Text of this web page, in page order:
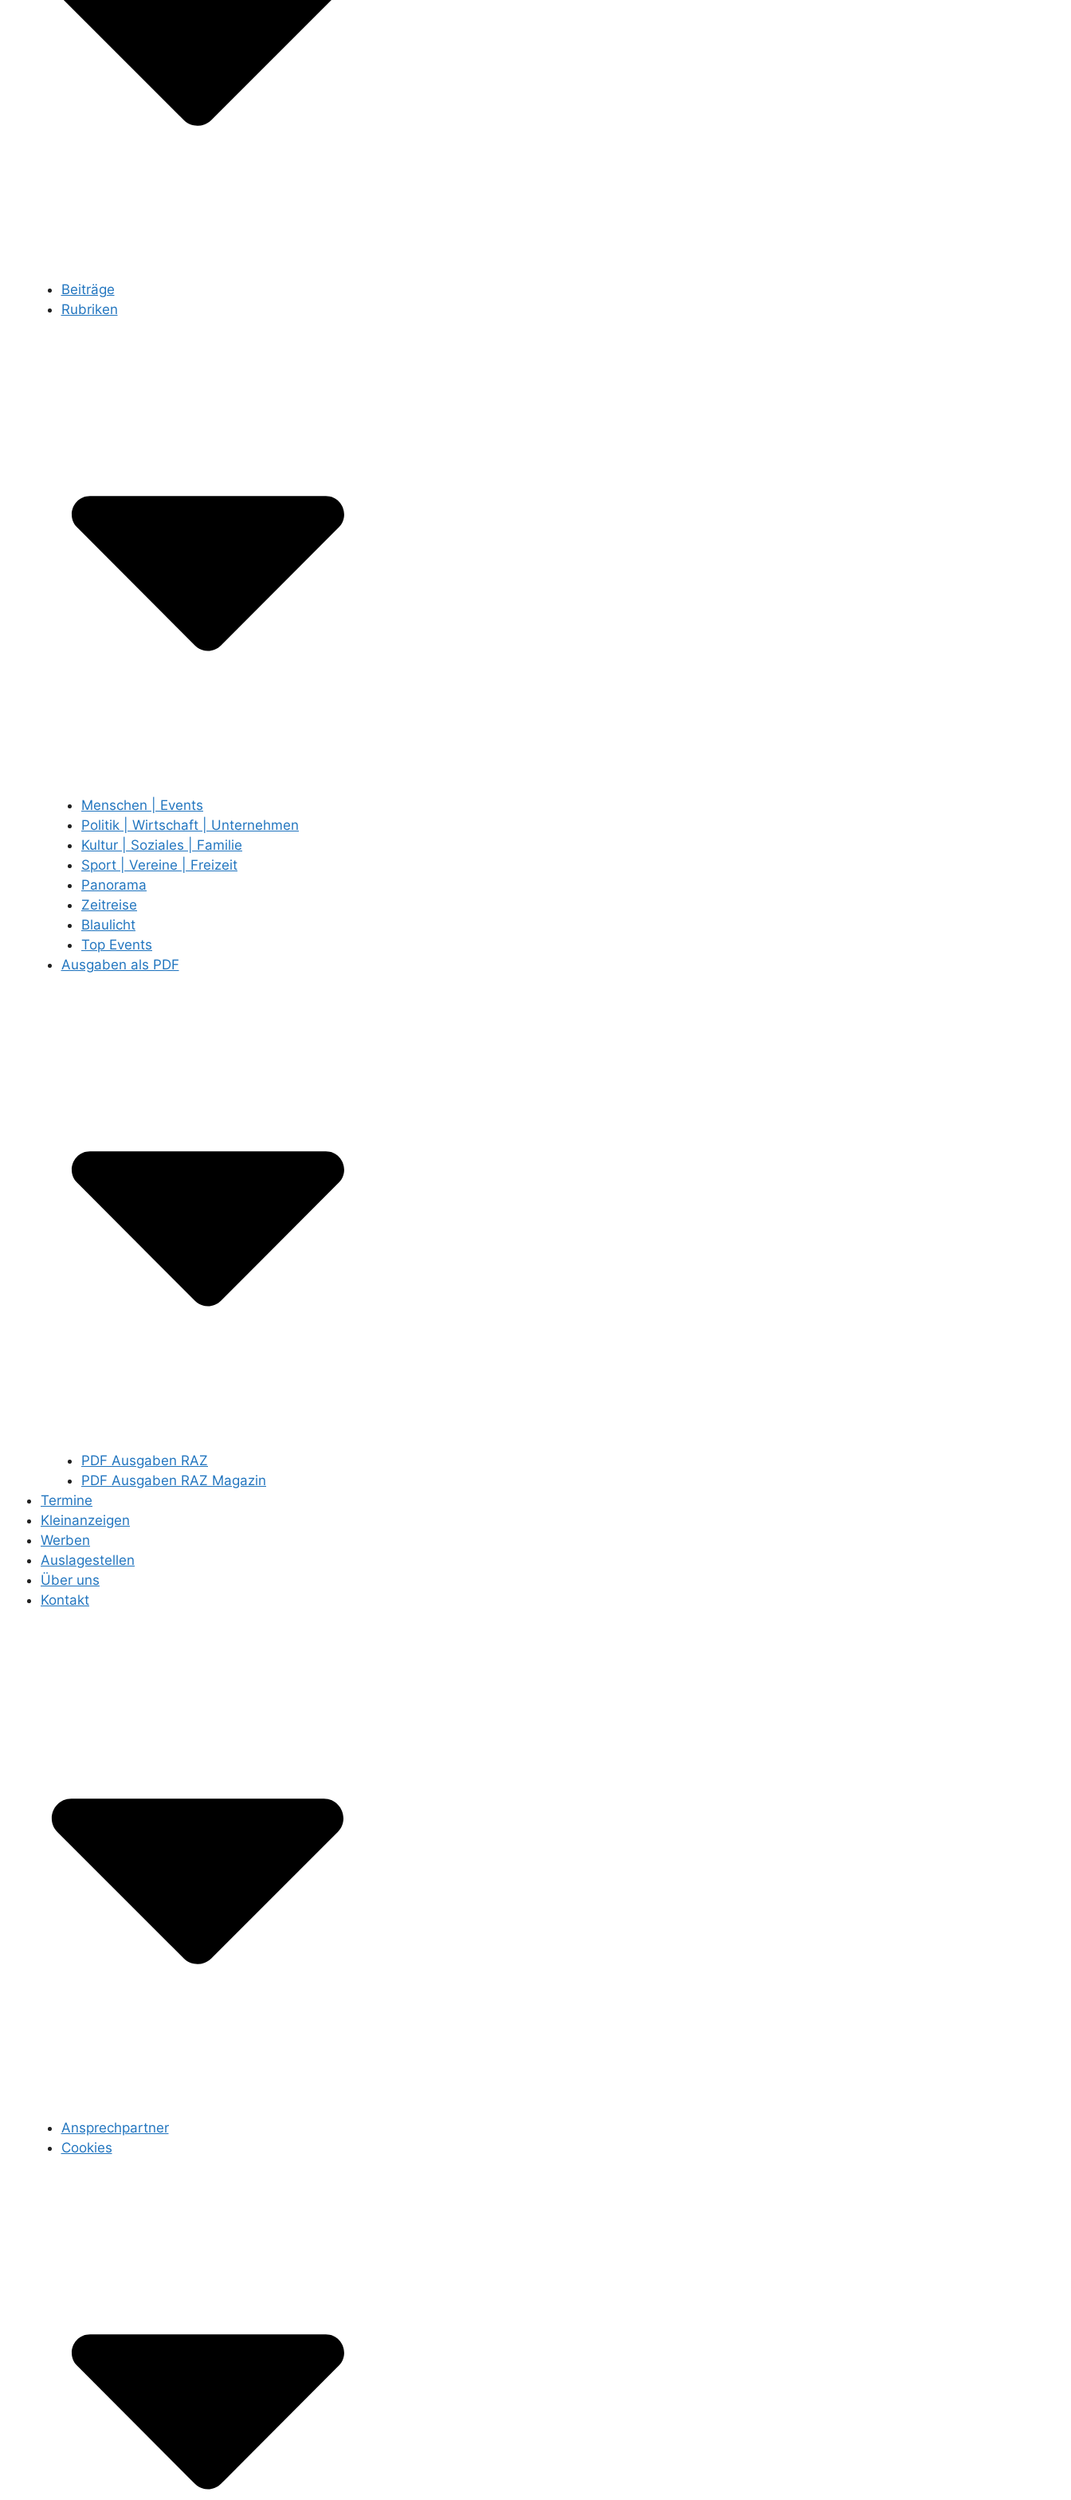
Beiträge
Rubriken
Menschen | Events
Politik | Wirtschaft | Unternehmen
Kultur | Soziales | Familie
Sport | Vereine | Freizeit
Panorama
Zeitreise
Blaulicht
Top Events
Ausgaben als PDF
PDF Ausgaben RAZ
PDF Ausgaben RAZ Magazin
Termine
Kleinanzeigen
Werben
Auslagestellen
Über uns
Kontakt
Ansprechpartner
Cookies